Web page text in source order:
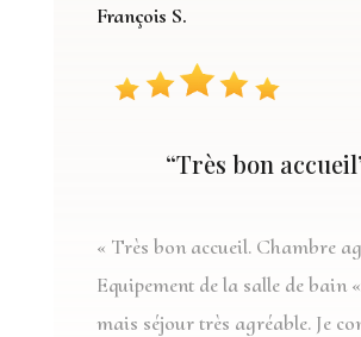
François S.
“Très bon
« Très bon accueil. Chambre
Equipement de la salle de bain
mais séjour très agréable. Je